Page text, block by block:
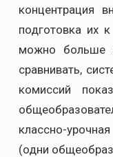
концентрация
подготовка их
можно больше
сравнивать,
комиссий
классно-
(одни